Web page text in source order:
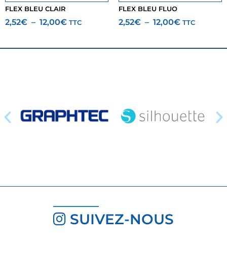
FLEX BLEU CLAIR
2,52€ – 12,00€ TTC
FLEX BLEU FLUO
2,52€ – 12,00€ TTC
SUIVEZ-NOUS